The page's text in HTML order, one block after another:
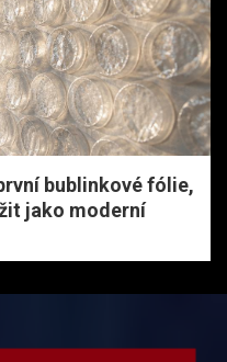
bublinkové fólie,
jako moderní